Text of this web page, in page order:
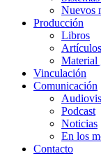
Nuevos
Producción
Libros
Artículos
Material
Vinculación
Comunicación
Podcast
Noticias
En los
Contacto